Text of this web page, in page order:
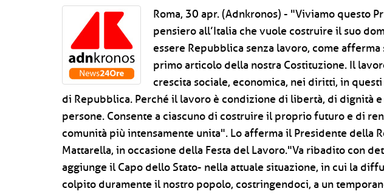
Roma, 30 apr. (Adnkronos) - "Viviamo questo
pensiero all’Italia che vuole costruire il suo
essere Repubblica senza lavoro, come
primo articolo della nostra Costituzione. Il
crescita sociale, economica, nei diritti, in
di Repubblica. Perché il lavoro è condizione di libertà, di dignità
persone. Consente a ciascuno di costruire il proprio futuro e di
comunità più intensamente unita". Lo afferma il Presidente della
Mattarella, in occasione della Festa del Lavoro."Va ribadito con
aggiunge il Capo dello Stato- nella attuale situazione, in cui la
colpito duramente il nostro popolo, costringendoci, a un